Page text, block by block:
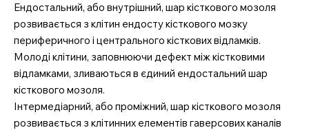
Ендостальний, або внутрішний, шар кісткового мозоля
розвивається з клітин ендосту кісткового мозку
периферичного і центрального кісткових відламків.
Молоді клітини, заповнюючи дефект між кістковими
відламками, зливаються в єдиний ендостальний шар
кісткового мозоля.
Інтермедіарний, або проміжний, шар кісткового мозоля
розвивається з клітинних елементів гаверсових каналів